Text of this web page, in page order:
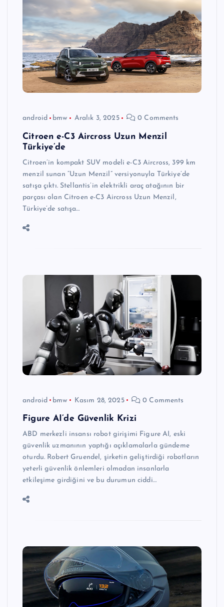
android bmw Aralık 3, 2025 0 Comments
Citroen e-C3 Aircross Uzun Menzil
Türkiye’de
Citroen’in kompakt SUV modeli e-C3 Aircross, 399 km
menzil sunan “Uzun Menzil” versiyonuyla Türkiye’de
satışa çıktı. Stellantis’in elektrikli araç atağının bir
parçası olan Citroen e-C3 Aircross Uzun Menzil,
Türkiye’de satışa…
android bmw Kasım 28, 2025 0 Comments
Figure AI’de Güvenlik Krizi
ABD merkezli insansı robot girişimi Figure AI, eski
güvenlik uzmanının yaptığı açıklamalarla gündeme
oturdu. Robert Gruendel, şirketin geliştirdiği robotların
yeterli güvenlik önlemleri olmadan insanlarla
etkileşime girdiğini ve bu durumun ciddi…